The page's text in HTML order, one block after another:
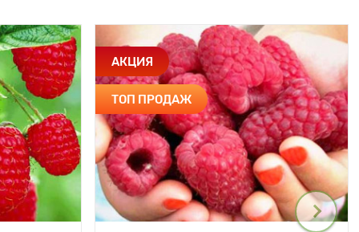
АКЦИЯ
ТОП ПРОДАЖ